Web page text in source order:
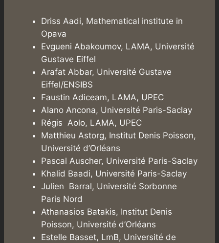
Driss Aadi, Mathematical institute in
Opava
Evgueni Abakoumov, LAMA, Université
Gustave Eiffel
Arafat Abbar, Université Gustave
Eiffel/ENSIBS
Faustin Adiceam, LAMA, UPEC
Alano Ancona, Université Paris-Saclay
Régis Aolo, LAMA, UPEC
Matthieu Astorg, Institut Denis Poisson,
Université d’Orléans
Pascal Auscher, Université Paris-Saclay
Khalid Baadi, Université Paris-Saclay
Julien Barral, Université Sorbonne
Paris Nord
Athanasios Batakis, Institut Denis
Poisson, Université d’Orléans
Estelle Basset, LmB, Université de